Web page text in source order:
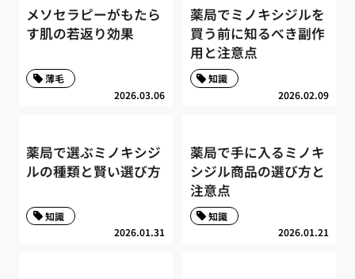
メソセラピーがもたら
す肌の若返り効果
2026.03.06
薄毛
薬局でミノキシジルを
買う前に知るべき副作
用と注意点
2026.02.09
知識
薬局で選ぶミノキシジ
ルの種類と賢い選び方
2026.01.31
知識
薬局で手に入るミノキ
シジル商品の選び方と
注意点
2026.01.21
知識